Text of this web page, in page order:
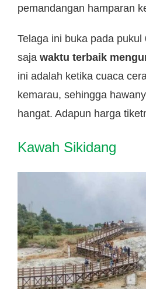
pemandangan hamparan
Telaga ini buka pada pukul
saja waktu terbaik
ini adalah ketika cuaca
kemarau, sehingga
hangat. Adapun harga
Kawah Sikidang